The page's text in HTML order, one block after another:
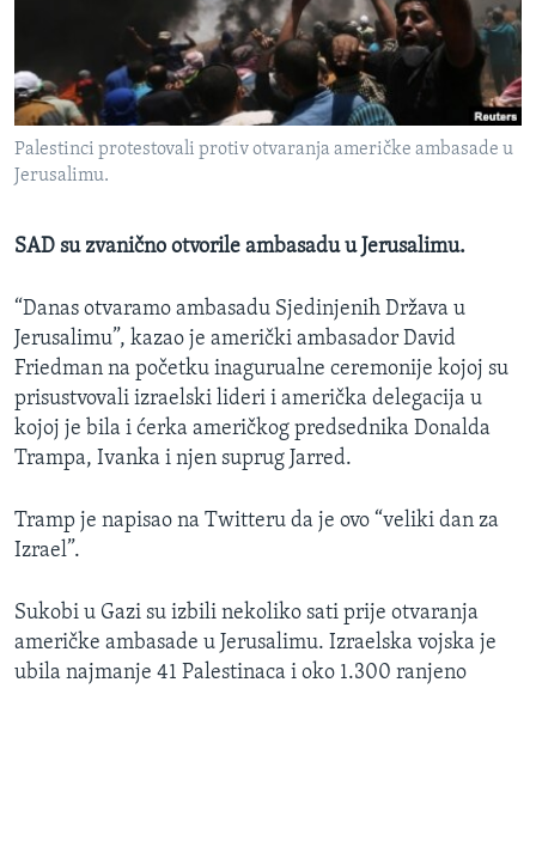
O GLASU AMERIKE
Learning English
Jezici
Palestinci protestovali protiv otvaranja američke ambasade u
Jerusalimu.
SAD su zvanično otvorile ambasadu u Jerusalimu.
“Danas otvaramo ambasadu Sjedinjenih Država u
Jerusalimu”, kazao je američki ambasador David
Friedman na početku inagurualne ceremonije kojoj su
prisustvovali izraelski lideri i američka delegacija u
kojoj je bila i ćerka američkog predsednika Donalda
Trampa, Ivanka i njen suprug Jarred.
Tramp je napisao na Twitteru da je ovo “veliki dan za
Izrael”.
Sukobi u Gazi su izbili nekoliko sati prije otvaranja
američke ambasade u Jerusalimu. Izraelska vojska je
ubila najmanje 41 Palestinaca i oko 1.300 ranjeno